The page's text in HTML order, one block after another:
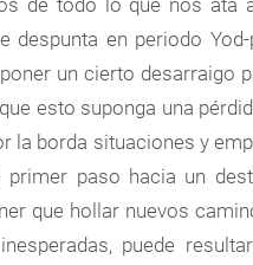
despunta en periodo
un cierto desarraigo
esto suponga una
la borda situaciones y
primer paso hacia un
que hollar nuevos
puede